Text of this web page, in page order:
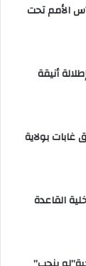
الأمم تحت
أنيقة
غابات بولاية
القاعدة